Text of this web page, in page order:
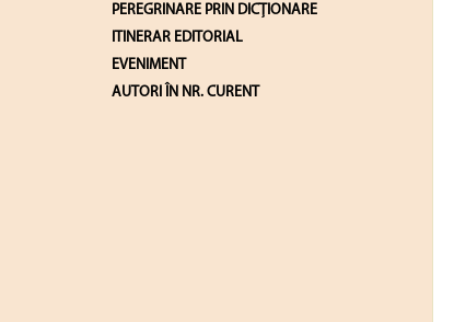
PEREGRINARE PRIN DICȚIONARE
ITINERAR EDITORIAL
EVENIMENT
AUTORI ÎN NR. CURENT